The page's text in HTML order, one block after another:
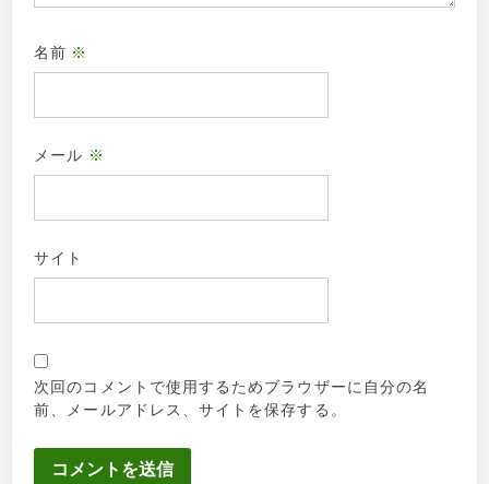
名前 ※
メール ※
サイト
次回のコメントで使用するためブラウザーに自分の名
前、メールアドレス、サイトを保存する。